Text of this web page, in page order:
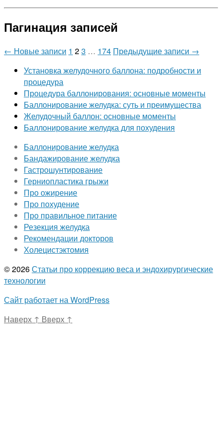
Пагинация записей
← Новыезаписи 1 23 … 174 Предыдущиезаписи →
Установка желудочного баллона: подробности и
процедура
Процедура баллонирования: основные моменты
Баллонирование желудка: суть и преимущества
Желудочный баллон: основные моменты
Баллонирование желудка для похудения
Баллонирование желудка
Бандажирование желудка
Гастрошунтирование
Герниопластика грыжи
Про ожирение
Про похудение
Про правильное питание
Резекция желудка
Рекомендации докторов
Холецистэктомия
© 2026Статьи про коррекцию веса и эндохирургические
технологии
Сайт работает на WordPress
Наверх ↑ Вверх ↑